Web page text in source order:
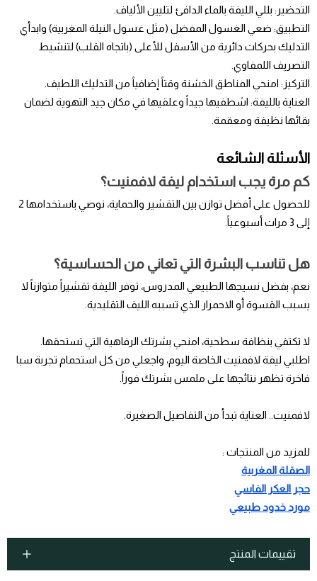
التحضير: بللي الليفة بالماء الدافئ لتليين الألياف.
التطبيق: ضعي الغسول المفضل (مثل غسول النيلة المغربية) وابدأي
التدليك بحركات دائرية من الأسفل للأعلى (باتجاه القلب) لتنشيط
التصريف اللمفاوي.
التركيز: امنحي المناطق الخشنة وقتاً إضافياً من التدليك اللطيف.
العناية بالليفة: اشطفيها جيداً وعلقيها في مكان جيد التهوية لضمان
بقائها نظيفة ومعقمة.
الأسئلة الشائعة
كم مرة يجب استخدام ليفة لافمنيت؟
للحصول على أفضل توازن بين التقشير والحماية، نوصي باستخدامها 2
إلى 3 مرات أسبوعياً.
هل تناسب البشرة التي تعاني من الحساسية؟
نعم، بفضل نسيجها الطبيعي المدروس، توفر الليفة تقشيراً متوازناً لا
يسبب القسوة أو الاحمرار الذي تسببه الليف التقليدية.
لا تكتفي بنظافة سطحية، امنحي بشرتك الرفاهية التي تستحقها.
اطلبي ليفة لافمنيت الخاصة اليوم، واجعلي من كل استحمام تجربة سبا
فاخرة تظهر نتائجها على ملمس بشرتك فوراً.
لافمنيت.. العناية تبدأ من التفاصيل الصغيرة.
للمزيد من المنتجات :
الصقلة المغربية
حجر العكر الفاسي
مورد خدود طبيعي
تقييمات المنتج